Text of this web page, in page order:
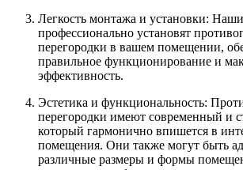
Легкость монтажа и установки:
профессионально установят
перегородки в вашем помещении,
правильное функционирование и
эффективность.
Эстетика и функциональность:
перегородки имеют современный и
который гармонично впишется в
помещения. Они также могут быть
различные размеры и формы